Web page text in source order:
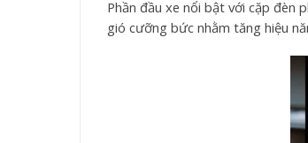
Phần đầu xe nổi bật với cặp đèn
gió cưỡng bức nhằm tăng hiệu